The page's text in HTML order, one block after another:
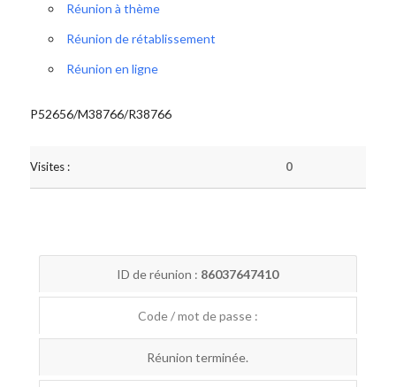
Réunion à thème
Réunion de rétablissement
Réunion en ligne
P52656/M38766/R38766
Visites : 0
ID de réunion : 86037647410
Code / mot de passe :
Réunion terminée.